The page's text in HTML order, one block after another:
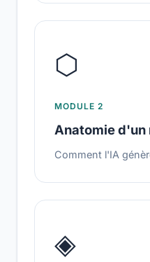
⬡
MODULE 2
Anatomie
Comment l'IA
◈